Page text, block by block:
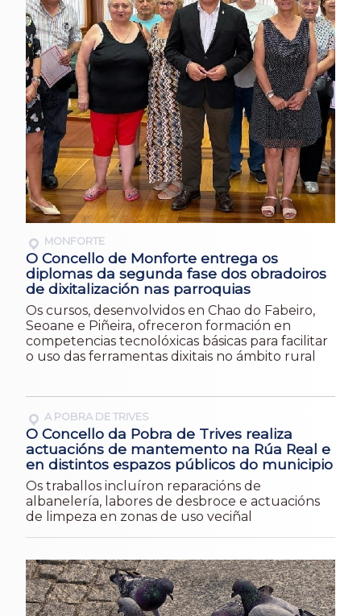
MONFORTE
O Concello de Monforte entrega os
diplomas da segunda fase dos obradoiros
de dixitalización nas parroquias
Os cursos, desenvolvidos en Chao do Fabeiro,
Seoane e Piñeira, ofreceron formación en
competencias tecnolóxicas básicas para facilitar
o uso das ferramentas dixitais no ámbito rural
A POBRA DE TRIVES
O Concello da Pobra de Trives realiza
actuacións de mantemento na Rúa Real e
en distintos espazos públicos do municipio
Os traballos incluíron reparacións de
albanelería, labores de desbroce e actuacións
de limpeza en zonas de uso veciñal